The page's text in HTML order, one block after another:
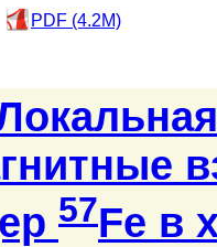
PDF (4.2M)
57Fe в